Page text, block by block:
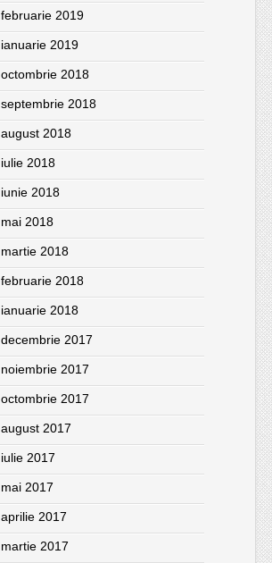
februarie 2019
ianuarie 2019
octombrie 2018
septembrie 2018
august 2018
iulie 2018
iunie 2018
mai 2018
martie 2018
februarie 2018
ianuarie 2018
decembrie 2017
noiembrie 2017
octombrie 2017
august 2017
iulie 2017
mai 2017
aprilie 2017
martie 2017